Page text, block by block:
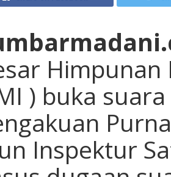
Himpunan
) buka
Inspektur